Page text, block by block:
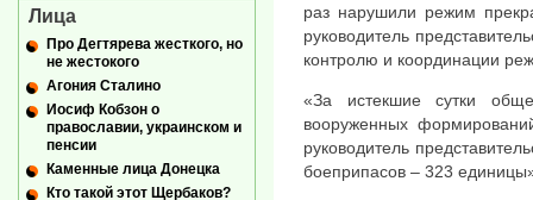
раз нарушили режим
руководитель
контролю и координации
«За истекшие сутки
вооруженных
руководитель
боеприпасов – 323
Лица
Про Дегтярева жесткого, но
не жестокого
Агония Сталино
Иосиф Кобзон о
православии, украинском и
пенсии
Каменные лица Донецка
Кто такой этот Щербаков?